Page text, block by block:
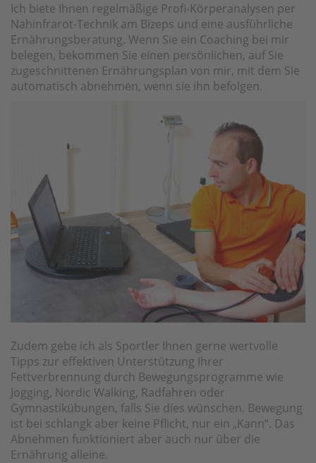
Ich biete Ihnen regelmäßige Profi-Körperanalysen per
Nahinfrarot-Technik am Bizeps und eine ausführliche
Ernährungsberatung. Wenn Sie ein Coaching bei mir
belegen, bekommen Sie einen persönlichen, auf Sie
zugeschnittenen Ernährungsplan von mir, mit dem Sie
automatisch abnehmen, wenn sie ihn befolgen.
Zudem gebe ich als Sportler Ihnen gerne wertvolle
Tipps zur effektiven Unterstützung Ihrer
Fettverbrennung durch Bewegungsprogramme wie
Jogging, Nordic Walking, Radfahren oder
Gymnastikübungen, falls Sie dies wünschen. Bewegung
ist bei schlangk aber keine Pflicht, nur ein „Kann“. Das
Abnehmen funktioniert aber auch nur über die
Ernährung alleine.